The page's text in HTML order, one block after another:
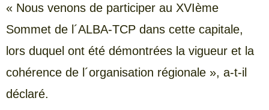
« Nous venons de participer au XVIème
Sommet de l´ALBA-TCP dans cette capitale,
lors duquel ont été démontrées la vigueur et la
cohérence de l´organisation régionale », a-t-il
déclaré.